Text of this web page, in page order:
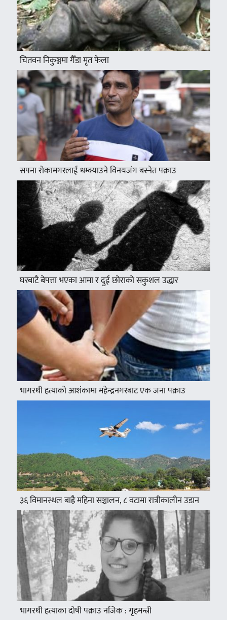
चितवन निकुञ्जमा गैँडा मृत फेला
सपना रोकामगरलाई धम्क्याउने विनयजंग बस्नेत पक्राउ
घरबाटै बेपत्ता भएका आमा र दुई छोराको सकुशल उद्धार
भागरथी हत्याको आशंकामा महेन्द्रनगरबाट एक जना पक्राउ
३६ विमानस्थल बाह्रै महिना सञ्चालन, ८ वटामा रात्रीकालीन उडान
भागरथी हत्याका दोषी पक्राउ नजिक : गृहमन्त्री